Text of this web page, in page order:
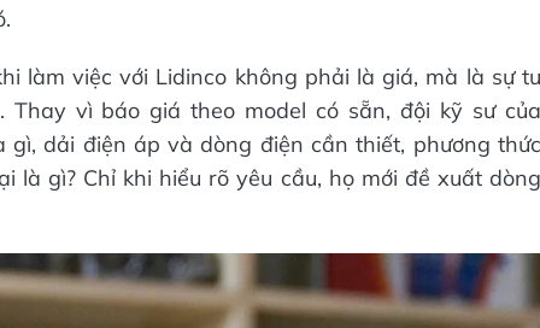
làm việc với Lidinco không phải là giá, mà là sự tư
vì báo giá theo model có sẵn, đội kỹ sư của
dải điện áp và dòng điện cần thiết, phương thức
là gì? Chỉ khi hiểu rõ yêu cầu, họ mới đề xuất dòng